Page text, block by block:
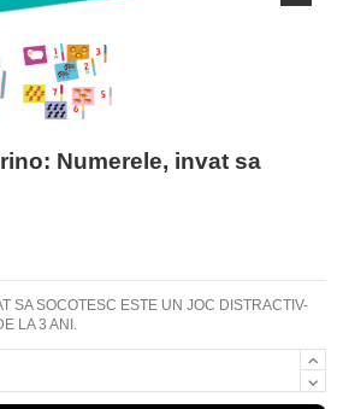
Numerele, invat sa
SA SOCOTESC ESTE UN JOC DISTRACTIV-
LA 3 ANI.